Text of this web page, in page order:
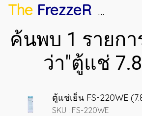
The FrezzeR
ค้นพบ 1 รายกา
ว่า"ตู้แช่
ตู้แช่เย็น FS-220WE
SKU : FS-220WE